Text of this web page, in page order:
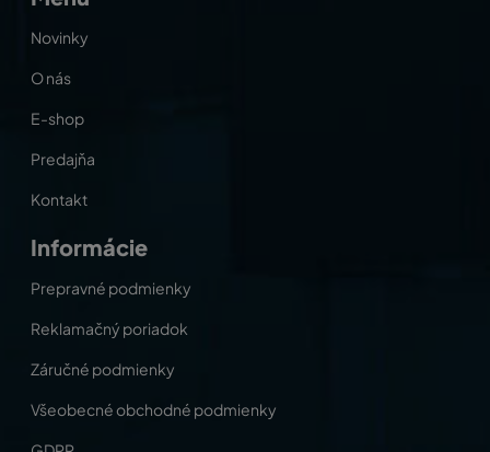
Novinky
O nás
E-shop
Predajňa
Kontakt
Informácie
Prepravné podmienky
Reklamačný poriadok
Záručné podmienky
Všeobecné obchodné podmienky